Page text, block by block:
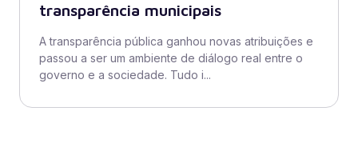
transparência municipais
A transparência pública ganhou novas atribuições e
passou a ser um ambiente de diálogo real entre o
governo e a sociedade. Tudo i...